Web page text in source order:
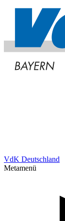
VdK Deutschland
Metamenü